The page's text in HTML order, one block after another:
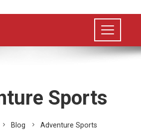
Sports
Blog Adventure Sports